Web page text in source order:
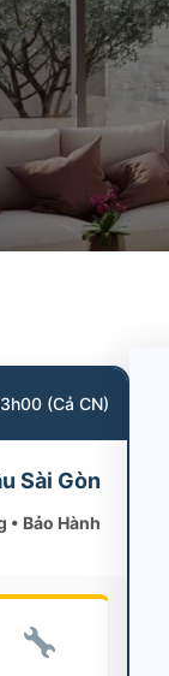
(Cả CN)
Sài Gòn
• Bảo Hành